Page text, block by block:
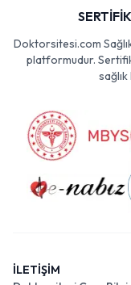
Doktorsitesi.com
platformudur.
İLETİŞİM